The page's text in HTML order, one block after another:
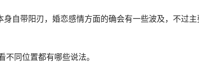
自带阳刃，婚恋感情方面的确会有一些波及，不过主
同位置都有哪些说法。